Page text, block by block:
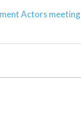
Actors meeting